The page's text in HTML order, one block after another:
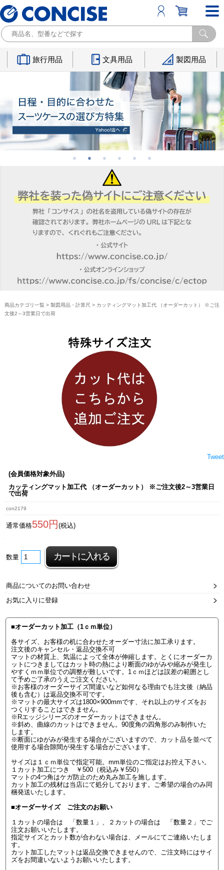
旅行用品 文具用品 製図用品
商品カテゴリ一覧 > 製図用品・計算尺 > カッティングマット加工代 （オーダーカット） ※ご注
文後2～3営業日で出荷
Tweet
(会員価格対象外品)
カッティングマット加工代 （オーダーカット） ※ご注文後2～3営業日
で出荷
con2179
通常価格550円 (税込)
数量
商品についてのお問い合わせ
お気に入りに登録
■オーダーカット加工（1ｃｍ単位）
各サイズ、お客様の机に合わせたオーダー寸法に加工承ります。
注文後のキャンセル・返品交換不可
マットの材質上、気温によって全体が伸縮します。とくにオーダーカ
ットにつきましてはカット時の熱により断面のゆがみや縮みが発生し
やすくｍｍ単位での調整が難しいです。1ｃｍほどは誤差の範囲とし
て予めご了承のうえご注文ください。
※お客様のオーダーサイズ間違いなど如何なる理由でも注文後（納品
後も含む）は返品交換不可です。
※マットの最大サイズは1800×900mmです、それ以上のサイズをお
つくりすることはできません。
※Rエッジシリーズのオーダーカットはできません。
※斜め、曲線のカットはできません。90度角の四角形のみ制作いた
します。
※断面にゆがみが発生する場合がございますので、カット品を並べて
使用する場合隙間が発生する場合がございます。
サイズは１ｃｍ単位で指定可能。mm単位のご指定はお控え下さい。
１カット加工につき ￥500（税込み￥550）
マットの4つ角はケガ防止のため丸み加工を施します。
カット加工の残材は当店にて処分しております。ご希望の場合のみ同
梱発送いたします。
■オーダーサイズ ご注文のお願い
１カットの場合は 「数量１」、２カットの場合は 「数量２」でご
注文お願いいたします。
指定サイズとカット数が合わない場合は、メールにてご連絡いたしま
す。
カット加工したマットは返品交換できませんので、ご注文時にはサイ
ズをお間違いないようお願いいたします。